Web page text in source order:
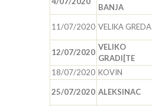
BANJA
11/07/2020 VELIKA GREDA
12/07/2020
VELIKO
GRADI[TE
18/07/2020 KOVIN
25/07/2020 ALEKSINAC